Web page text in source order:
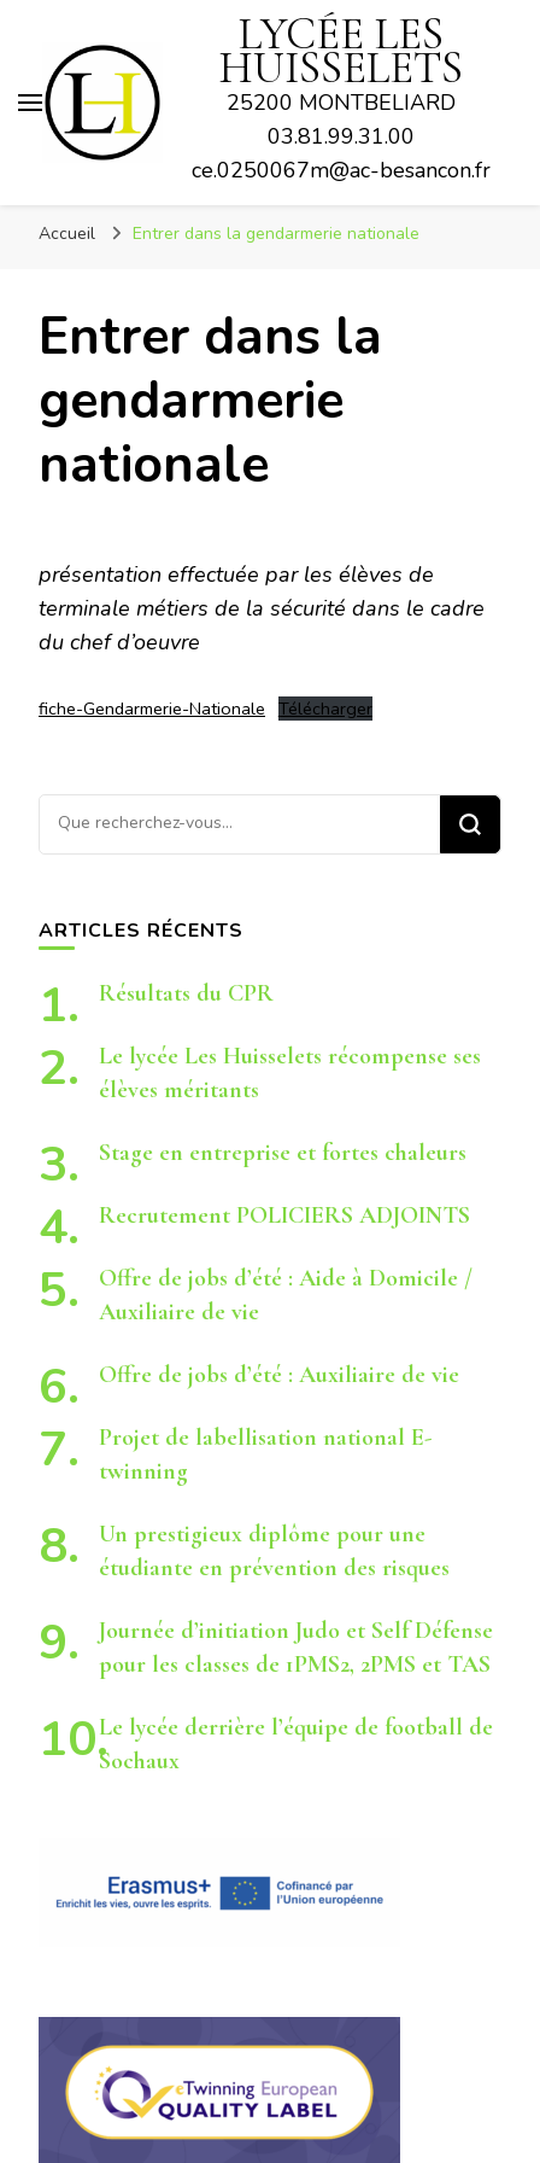
LYCÉE LES
HUISSELETS
25200 MONTBELIARD
03.81.99.31.00
ce.0250067m@ac-besancon.fr
Accueil Entrer dans la gendarmerie nationale
Entrer dans la
gendarmerie
nationale
présentation effectuée par les élèves de
terminale métiers de la sécurité dans le cadre
du chef d’oeuvre
fiche-Gendarmerie-Nationale Télécharger
Vous
recherchiez
ARTICLES RÉCENTS
Résultats du CPR
Le lycée Les Huisselets récompense ses
élèves méritants
Stage en entreprise et fortes chaleurs
Recrutement POLICIERS ADJOINTS
Offre de jobs d’été : Aide à Domicile /
Auxiliaire de vie
Offre de jobs d’été : Auxiliaire de vie
Projet de labellisation national E-
twinning
Un prestigieux diplôme pour une
étudiante en prévention des risques
Journée d’initiation Judo et Self Défense
pour les classes de 1PMS2, 2PMS et TAS
Le lycée derrière l’équipe de football de
Sochaux